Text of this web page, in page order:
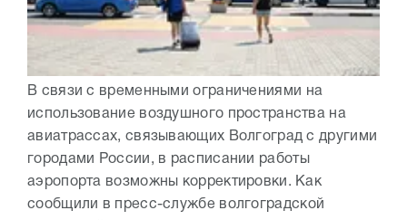
В связи с временными ограничениями на
использование воздушного пространства на
авиатрассах, связывающих Волгоград с другими
городами России, в расписании работы
аэропорта возможны корректировки. Как
сообщили в пресс-службе волгоградской